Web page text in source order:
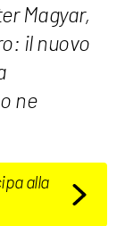
Magyar,
il nuovo
ne
alla